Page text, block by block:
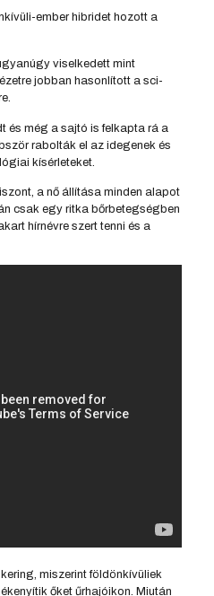
ember hibridet hozott a
viselkedett mint
jobban hasonlított a sci-
és még a sajtó is felkapta rá a
rabolták el az idegenek és
kísérleteket.
a nő állítása minden alapot
csak egy ritka bőrbetegségben
hírnévre szert tenni és a
miszerint földönkívüliek
őket űrhajóikon. Miután